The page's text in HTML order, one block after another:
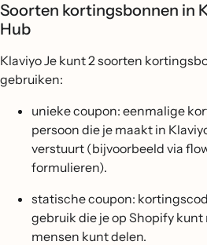
Soorten kortingsbonnen in
Hub
Klaviyo Je kunt 2 soorten
gebruiken:
unieke coupon: eenmalige
persoon die je maakt in
verstuurt (bijvoorbeeld via
formulieren).
statische coupon:
gebruik die je op Shopify kunt
mensen kunt delen.